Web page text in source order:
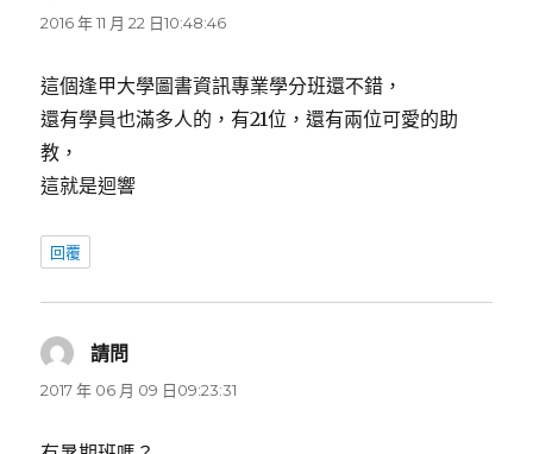
2016 年 11 月 22 日10:48:46
這個逢甲大學圖書資訊專業學分班還不錯，
還有學員也滿多人的，有21位，還有兩位可愛的助
教，
這就是迴響
回覆
請問
示:
2017 年 06 月 09 日09:23:31